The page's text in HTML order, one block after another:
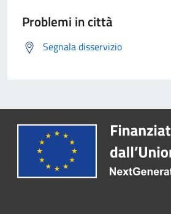
Problemi in città
Segnala disservizio